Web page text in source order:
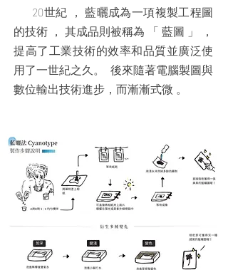
20世紀 ， 藍曬成為一項複製工程圖
的技術 ， 其成品則被稱為 「 藍圖 」 ，
提高了工業技術的效率和品質並廣泛使
用了一世紀之久。 後來隨著電腦製圖與
數位輸出技術進步，而漸漸式微 。